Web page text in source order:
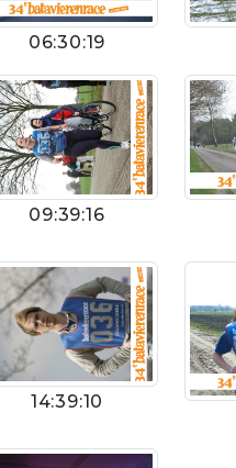
06:30:19
09:39:16
14:39:10